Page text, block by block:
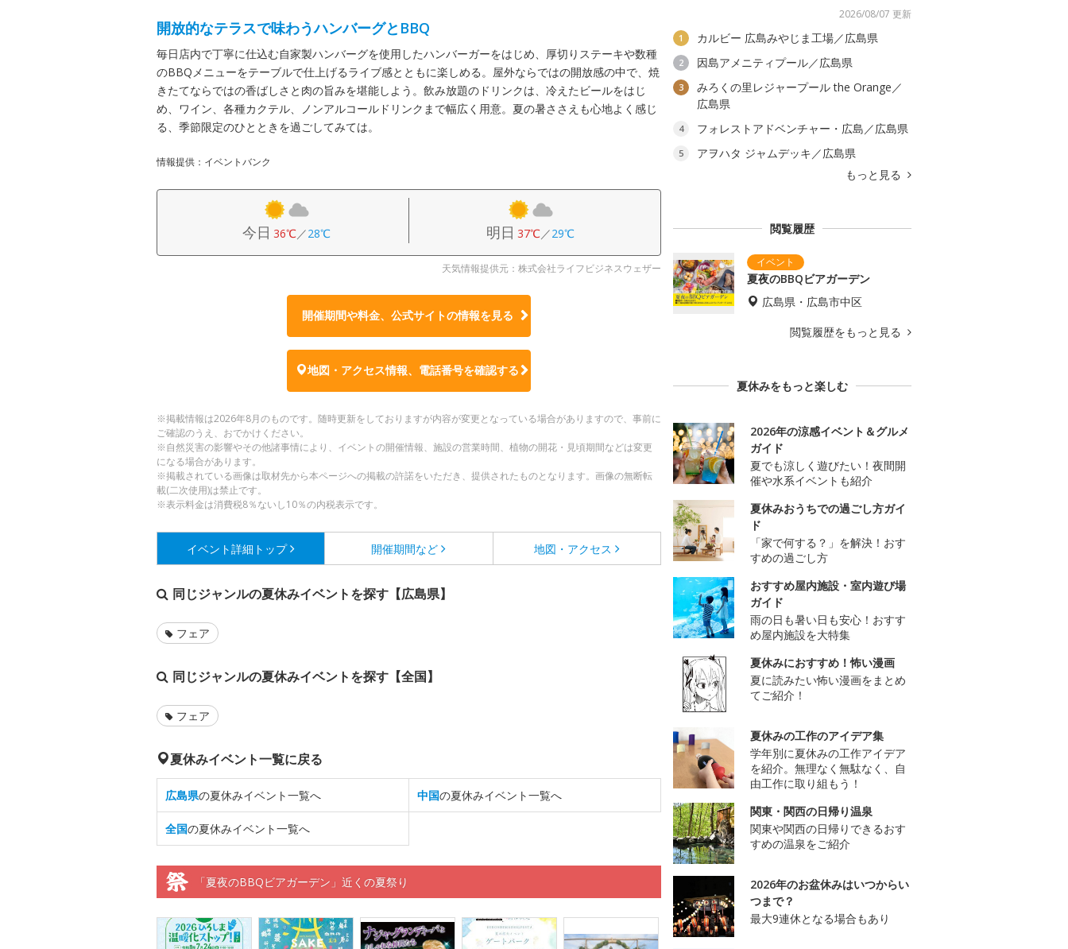
開放的なテラスで味わうハンバーグとBBQ
毎日店内で丁寧に仕込む自家製ハンバーグを使用したハンバーガーをはじめ、厚切りステーキや数種
のBBQメニューをテーブルで仕上げるライブ感とともに楽しめる。屋外ならではの開放感の中で、焼
きたてならではの香ばしさと肉の旨みを堪能しよう。飲み放題のドリンクは、冷えたビールをはじ
め、ワイン、各種カクテル、ノンアルコールドリンクまで幅広く用意。夏の暑ささえも心地よく感じ
る、季節限定のひとときを過ごしてみては。
情報提供：イベントバンク
今日 36℃／28℃ 明日 37℃／29℃
天気情報提供元：株式会社ライフビジネスウェザー
開催期間や料金、公式サイトの情報を見る
地図・アクセス情報、電話番号を確認する
※掲載情報は2026年8月のものです。随時更新をしておりますが内容が変更となっている場合がありますので、事前に
ご確認のうえ、おでかけください。
※自然災害の影響やその他諸事情により、イベントの開催情報、施設の営業時間、植物の開花・見頃期間などは変更
になる場合があります。
※掲載されている画像は取材先から本ページへの掲載の許諾をいただき、提供されたものとなります。画像の無断転
載(二次使用)は禁止です。
※表示料金は消費税8％ないし10％の内税表示です。
イベント詳細 トップ 開催期間など 地図・アクセス
同じジャンルの夏休みイベントを探す【広島県】
フェア
同じジャンルの夏休みイベントを探す【全国】
フェア
夏休みイベント一覧に戻る
広島県の夏休みイベント一覧へ 中国の夏休みイベント一覧へ
全国の夏休みイベント一覧へ
「夏夜のBBQビアガーデン」近くの夏祭り
2026/08/07 更新
1 カルビー 広島みやじま工場／広島県
2 因島アメニティプール／広島県
3
みろくの里レジャープール the Orange／
広島県
4 フォレストアドベンチャー・広島／広島県
5
アヲハタ ジャムデッキ／広島県
もっと見る
閲覧履歴
夏夜のBBQビアガーデン
広島県・広島市中区
閲覧履歴をもっと見る
夏休みをもっと楽しむ
2026年の涼感イベント＆グルメ
ガイド
夏でも涼しく遊びたい！夜間開
催や水系イベントも紹介
夏休みおうちでの過ごし方ガイ
ド
「家で何する？」を解決！おす
すめの過ごし方
おすすめ屋内施設・室内遊び場
ガイド
雨の日も暑い日も安心！おすす
め屋内施設を大特集
夏休みにおすすめ！怖い漫画
夏に読みたい怖い漫画をまとめ
てご紹介！
夏休みの工作のアイデア集
学年別に夏休みの工作アイデア
を紹介。無理なく無駄なく、自
由工作に取り組もう！
関東・関西の日帰り温泉
関東や関西の日帰りできるおす
すめの温泉をご紹介
2026年のお盆休みはいつからい
つまで？
最大9連休となる場合もあり